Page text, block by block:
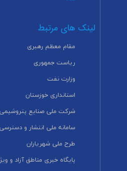
لینک های مرتبط
مقام معظم رهبری
ریاست جمهوری
وزارت نفت
استانداری خوزستان
شرکت ملی صنایع پتروشیمی
سامانه ملی انتشار و
طرح ملی شهریاران
پایگاه خبری مناطق آزاد و